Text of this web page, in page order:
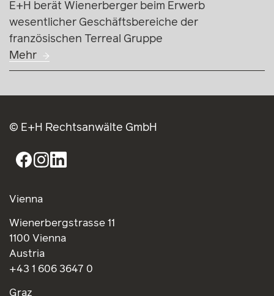
E+H berät Wienerberger beim Erwerb
wesentlicher Geschäftsbereiche der
französischen Terreal Gruppe
Mehr
© E+H Rechtsanwälte GmbH
Vienna
Wienerbergstrasse 11
1100 Vienna
Austria
+43 1 606 3647 0
Graz